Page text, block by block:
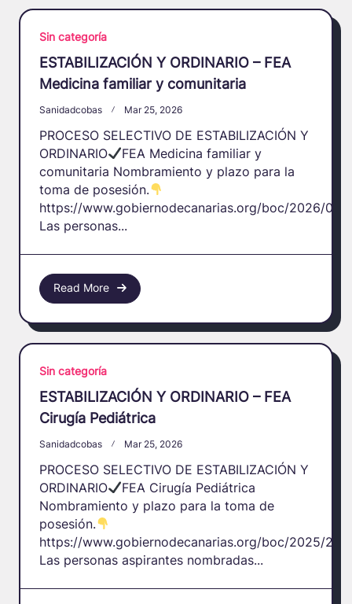
Sin categoría
ESTABILIZACIÓN Y ORDINARIO – FEA
Medicina familiar y comunitaria
Sanidadcobas Mar 25, 2026
PROCESO SELECTIVO DE ESTABILIZACIÓN Y
ORDINARIO
FEA Medicina familiar y
comunitaria Nombramiento y plazo para la
toma de posesión.
https://www.gobiernodecanarias.org/boc/2026/
Las personas...
Read More
Sin categoría
ESTABILIZACIÓN Y ORDINARIO – FEA
Cirugía Pediátrica
Sanidadcobas Mar 25, 2026
PROCESO SELECTIVO DE ESTABILIZACIÓN Y
ORDINARIO
FEA Cirugía Pediátrica
Nombramiento y plazo para la toma de
posesión.
https://www.gobiernodecanarias.org/boc/2025/
Las personas aspirantes nombradas...